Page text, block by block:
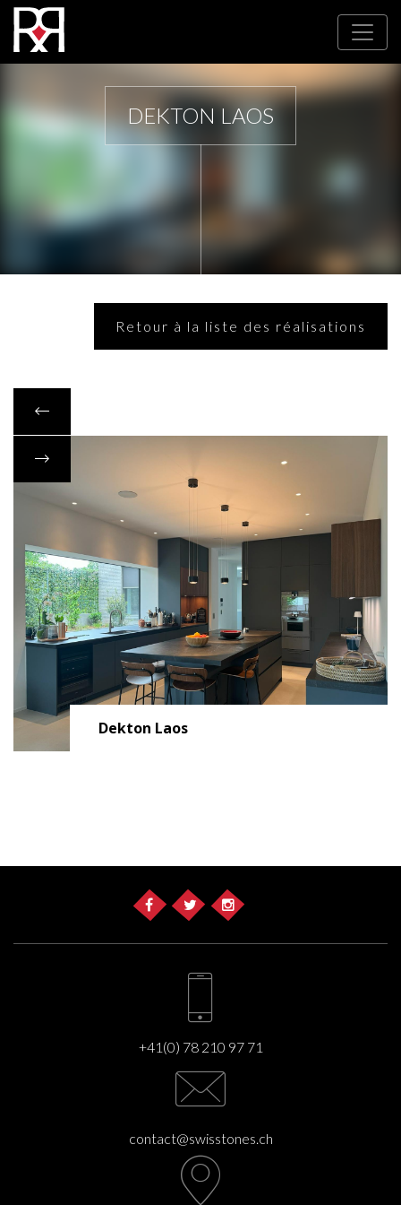
DEKTON LAOS
Retour à la liste des réalisations
Dekton Laos
+41(0) 78 210 97 71
contact@swisstones.ch